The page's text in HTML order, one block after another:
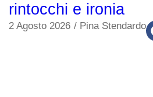
rintocchi e ironia
2 Agosto 2026 / Pina Stendardo